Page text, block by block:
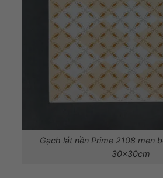
Gạch lát nền Prime 2108 men
30x30cm